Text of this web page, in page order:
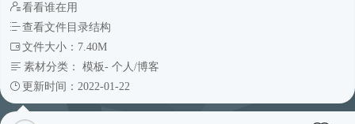
看看谁在用
查看文件目录结构
文件大小：7.40M
素材分类： 模板- 个人/博客
更新时间：2022-01-22